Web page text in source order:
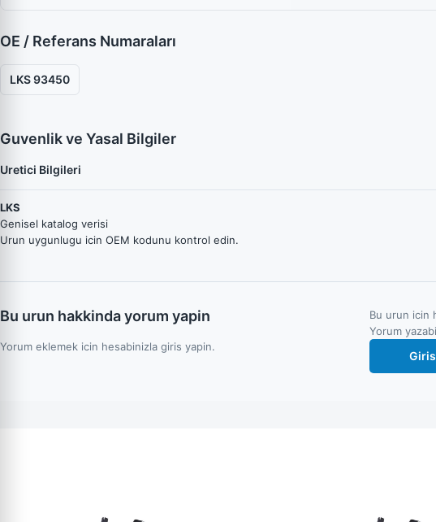
OE / Referans Numaraları
LKS 93450
Guvenlik ve Yasal Bilgiler
Uretici Bilgileri
LKS
Genisel katalog verisi
Urun uygunlugu icin OEM kodunu kontrol edin.
Bu urun hakkinda yorum yapin
Yorum eklemek icin hesabinizla giris yapin.
Bu urun icin
Yorum